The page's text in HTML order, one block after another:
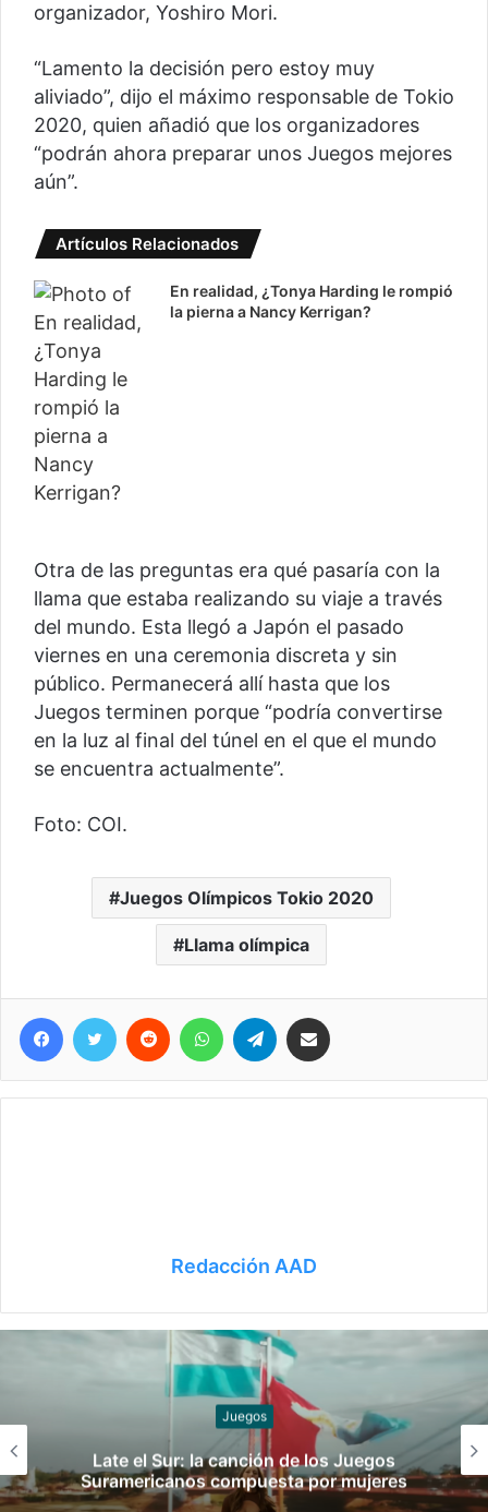
organizador, Yoshiro Mori.
“Lamento la decisión pero estoy muy
aliviado”, dijo el máximo responsable de Tokio
2020, quien añadió que los organizadores
“podrán ahora preparar unos Juegos mejores
aún”.
Artículos Relacionados
En realidad, ¿Tonya Harding le rompió
la pierna a Nancy Kerrigan?
Otra de las preguntas era qué pasaría con la
llama que estaba realizando su viaje a través
del mundo. Esta llegó a Japón el pasado
viernes en una ceremonia discreta y sin
público. Permanecerá allí hasta que los
Juegos terminen porque “podría convertirse
en la luz al final del túnel en el que el mundo
se encuentra actualmente”.
Foto: COI.
Juegos Olímpicos Tokio 2020
Llama olímpica
Facebook
Twitter Reddit WhatsAppTelegram
Redacción AAD
los Juegos
por mujeres
Slider
¡Ellos son! Los
pelearán en los